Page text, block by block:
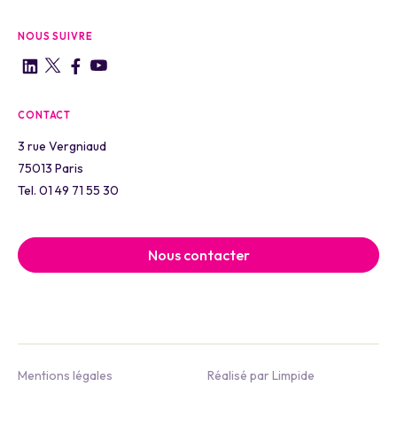
NOUS SUIVRE
CONTACT
3 rue Vergniaud
75013 Paris
Tel. 01 49 71 55 30
Nous contacter
Mentions légales Réalisé par Limpide